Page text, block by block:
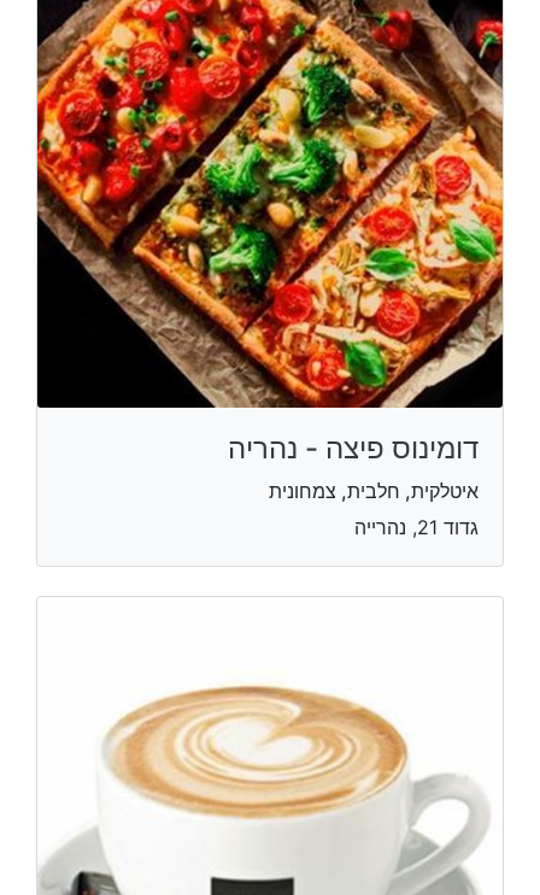
דומינוס פיצה - נהריה
איטלקית, חלבית, צמחונית
גדוד 21, נהרייה